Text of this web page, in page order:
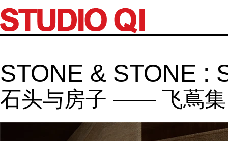
STONE & STONE :
石头与房子 —— 飞蔦集